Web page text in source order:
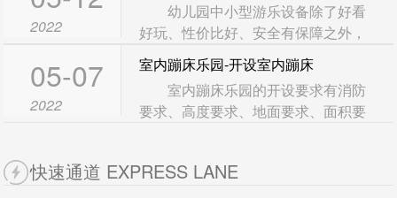
2022
幼儿园中小型游乐设备除了好看
好玩、性价比好、安全有保障之外，
还有就是幼儿园的小朋友相对是比较
多的，尤其是小小朋友就非常合适 ...
05-07
2022
室内蹦床乐园-开设室内蹦床
室内蹦床乐园的开设要求有消防
要求、高度要求、地面要求、面积要
全...
快速通道 EXPRESS LANE